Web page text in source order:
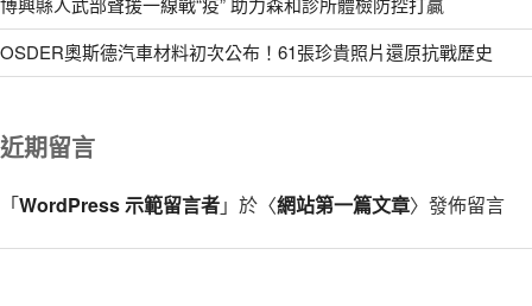
OSDER奧斯德汽車材料初次公布！61張珍貴照片還原抗戰歷史
近期留言
「WordPress 示範留言者」於〈網站第一篇文章〉發佈留言